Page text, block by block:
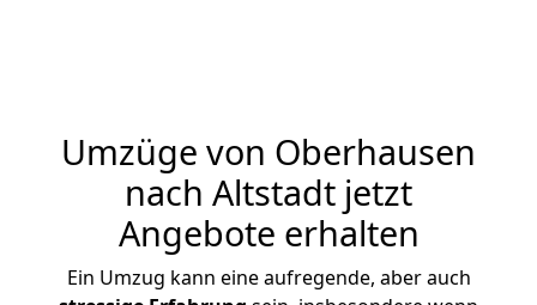
Umzüge von Oberhausen
nach Altstadt jetzt
Angebote erhalten
Ein Umzug kann eine aufregende, aber auch